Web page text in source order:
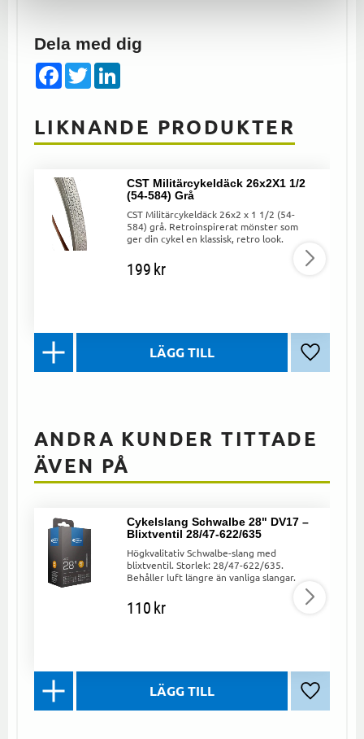
Dela med dig
Facebook
Twitter
LIKNANDE PRODUKTER
CST Militärcykeldäck 26x2X1 1/2
(54-584) Grå
CST Militärcykeldäck 26x2 x 1 1/2 (54-
584) grå. Retroinspirerat mönster som
ger din cykel en klassisk, retro look.
199kr
Lägg till
ANDRA KUNDER TITTADE
ÄVEN PÅ
Cykelslang Schwalbe 28" DV17 –
Blixtventil 28/47-622/635
Högkvalitativ Schwalbe-slang med
blixtventil. Storlek: 28/47-622/635.
Behåller luft längre än vanliga slangar.
110kr
Lägg till